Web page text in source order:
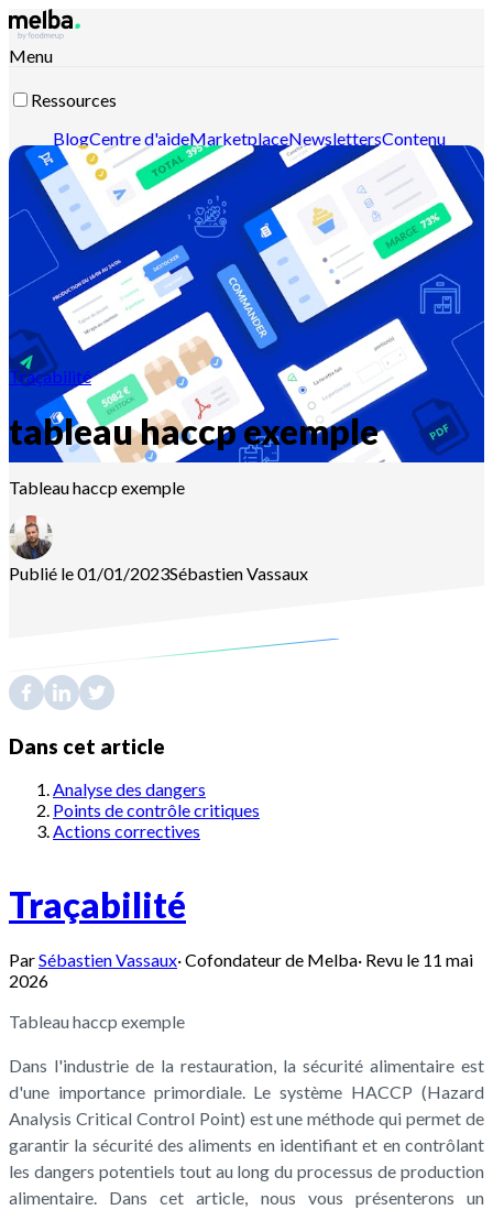
Menu
Ressources
BlogCentre d'aideMarketplaceNewslettersContenu
intelligentDocumentation APIDocumentation MCP
Contactez-nousDécouvrir melba
Traçabilité
tableau haccp exemple
Tableau haccp exemple
Publié le 01/01/2023SébastienVassaux
Dans cet article
Analyse des dangers
Points de contrôle critiques
Actions correctives
Traçabilité
ParSébastien Vassaux·Cofondateur de Melba· Revu le 11 mai
2026
Tableau haccp exemple
Dans l'industrie de la restauration, la sécurité alimentaire est
d'une importance primordiale. Le système HACCP (Hazard
Analysis Critical Control Point) est une méthode qui permet de
garantir la sécurité des aliments en identifiant et en contrôlant
les dangers potentiels tout au long du processus de production
alimentaire. Dans cet article, nous vous présenterons un